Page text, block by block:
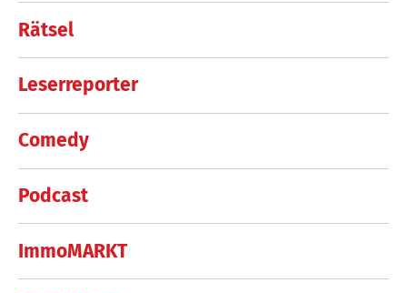
Rätsel
Leserreporter
Comedy
Podcast
ImmoMARKT